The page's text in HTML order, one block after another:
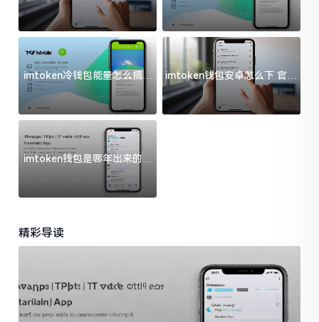
址？三步搞定不踩坑
几件事没处理好
imtoken冷钱包能量怎么搞？
过来人告诉你门道
imtoken钱包安卓怎么下 官方
渠道避坑指南
imtoken钱包是哪年出来的？
一文给你说清楚
精彩导读